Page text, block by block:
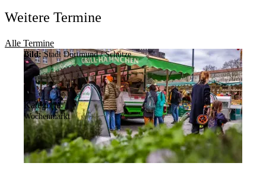
Weitere Termine
Alle Termine
Bild: Stadt Dortmund / Schütze
Kategorie:
Wochenmarkt